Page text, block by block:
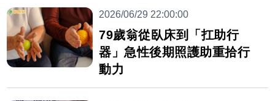
2026/06/29 22:00:00
79歲翁從臥床到「扛助行
器」急性後期照護助重拾行
動力